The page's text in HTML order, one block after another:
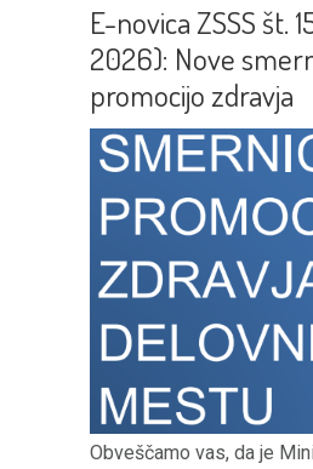
E-novica ZSSS št.
2026): Nove
promocijo zdravja
Obveščamo vas, da je